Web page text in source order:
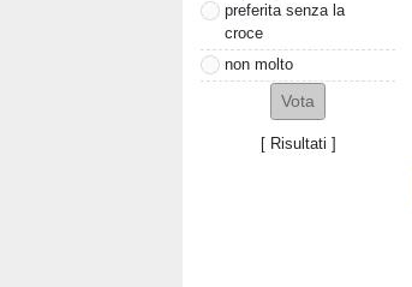
preferita senza la
croce
non molto
[ Risultati ]